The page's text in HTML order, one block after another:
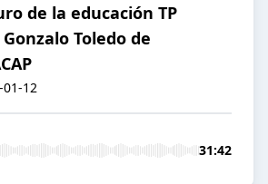
de la educación TP
Toledo de
01-12
31:42